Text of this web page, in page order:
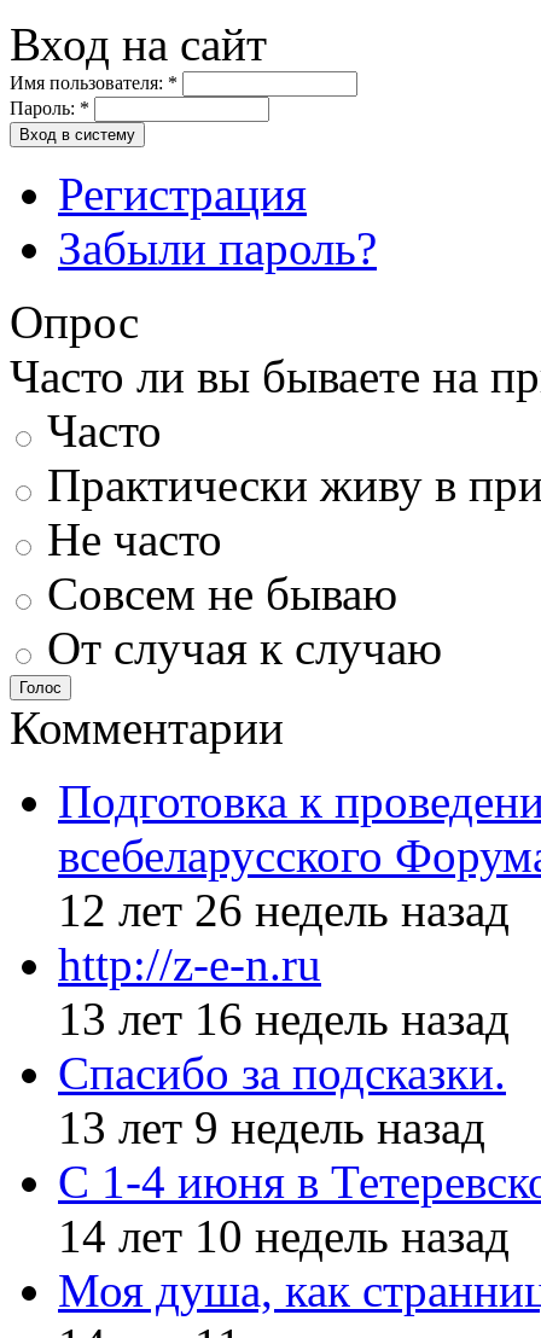
Вход на сайт
Имя пользователя: *
Пароль: *
Вход в систему
Регистрация
Забыли пароль?
Опрос
Часто ли вы бываете на
Часто
Практически живу в
Не часто
Совсем не бываю
От случая к случаю
Голос
Комментарии
Подготовка к
всебеларусского
12 лет 26 недель назад
http://z-e-n.ru
13 лет 16 недель назад
Спасибо за подсказки.
13 лет 9 недель назад
С 1-4 июня в
14 лет 10 недель назад
Моя душа, как